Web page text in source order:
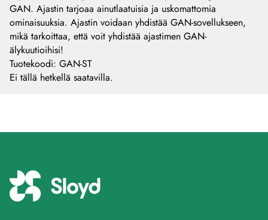
GAN. Ajastin tarjoaa ainutlaatuisia ja uskomattomia
ominaisuuksia. Ajastin voidaan yhdistää GAN-sovellukseen,
mikä tarkoittaa, että voit yhdistää ajastimen GAN-
älykuutioihisi!
Tuotekoodi: GAN-ST
Ei tällä hetkellä saatavilla.